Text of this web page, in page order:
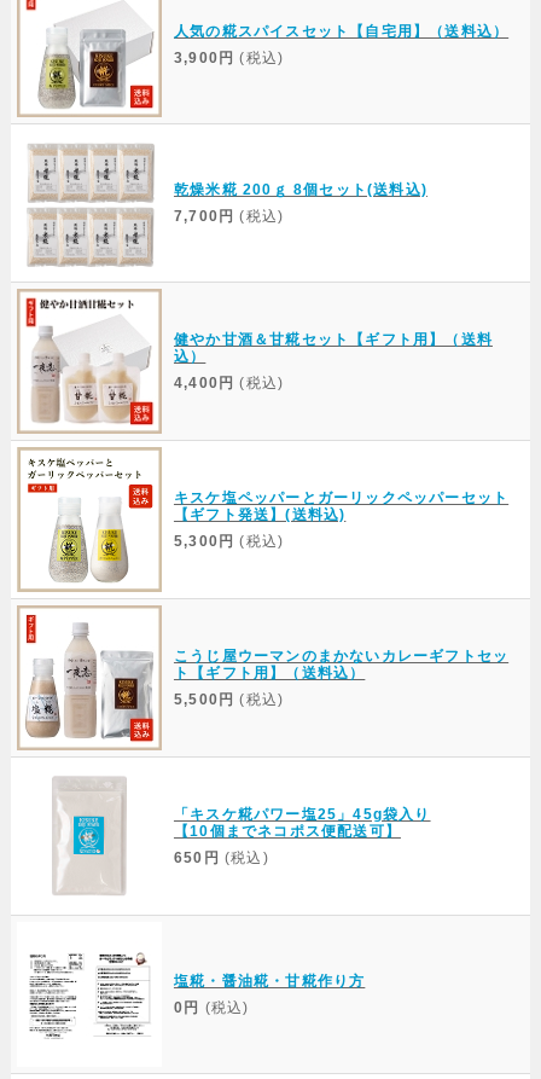
人気の糀スパイスセット【自宅用】（送料込）
3,900円 (税込)
乾燥米糀 200ｇ 8個セット(送料込)
7,700円 (税込)
健やか甘酒＆甘糀セット【ギフト用】（送料
込）
4,400円 (税込)
キスケ塩ペッパーとガーリックペッパーセット
【ギフト発送】(送料込)
5,300円 (税込)
こうじ屋ウーマンのまかないカレーギフトセッ
ト【ギフト用】（送料込）
5,500円 (税込)
「キスケ糀パワー塩25」45g袋入り
【10個までネコポス便配送可】
650円 (税込)
塩糀・醤油糀・甘糀作り方
0円 (税込)